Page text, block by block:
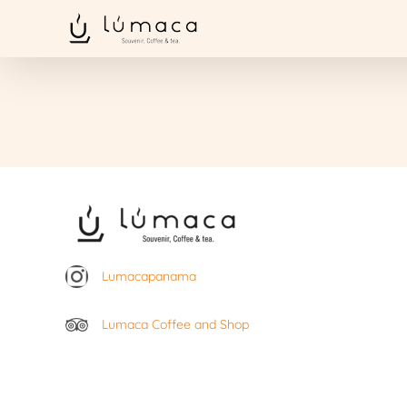
Lumacapanama
Lumaca Coffee and Shop